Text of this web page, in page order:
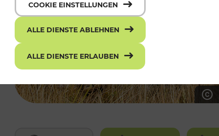
COOKIE EINSTELLUNGEN
ALLE DIENSTE ABLEHNEN
ALLE DIENSTE ERLAUBEN